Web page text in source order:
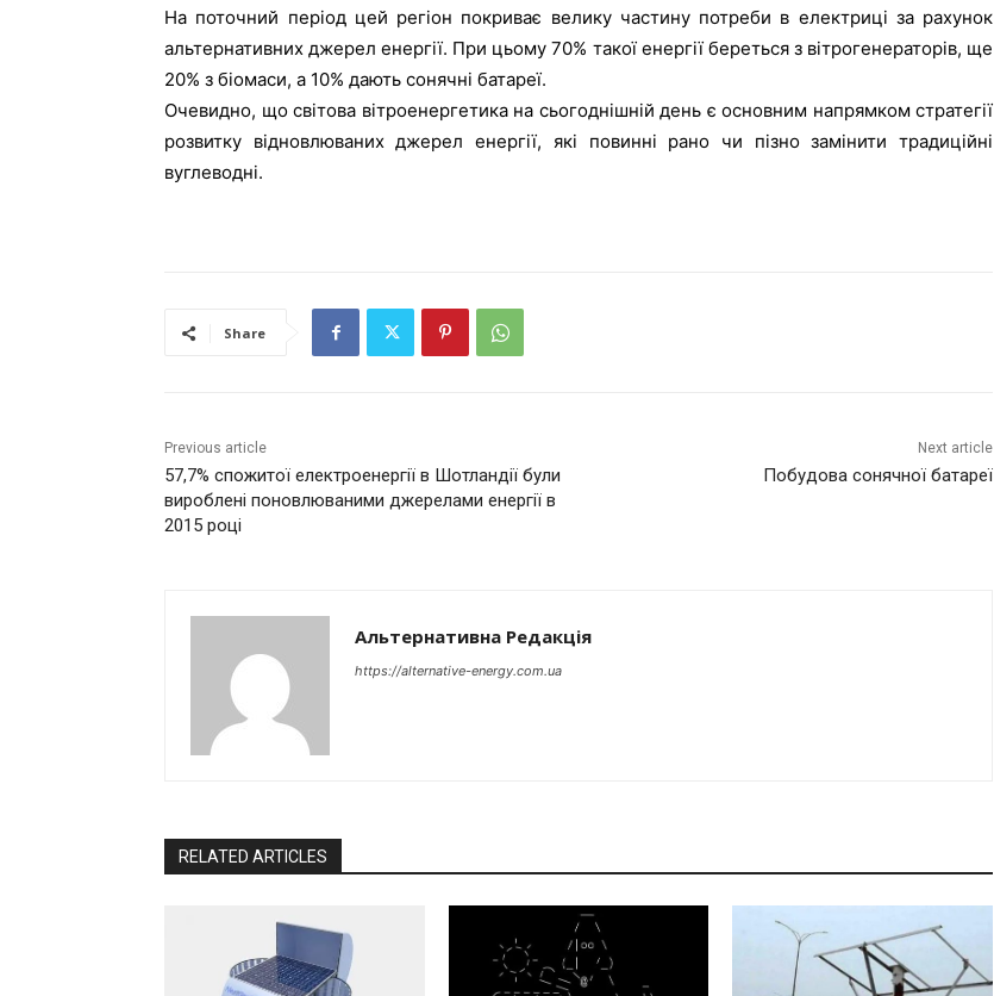
На поточний період цей регіон покриває велику частину потреби в електриці за рахунок
альтернативних джерел енергії. При цьому 70% такої енергії береться з вітрогенераторів, ще
20% з біомаси, а 10% дають сонячні батареї.
Очевидно, що світова вітроенергетика на сьогоднішній день є основним напрямком стратегії
розвитку відновлюваних джерел енергії, які повинні рано чи пізно замінити традиційні
вуглеводні.
Share
Previous article
57,7% спожитої електроенергії в Шотландії були
вироблені поновлюваними джерелами енергії в
2015 році
Next article
Побудова сонячної батареї
Альтернативна Редакція
https://alternative-energy.com.ua
RELATED ARTICLES